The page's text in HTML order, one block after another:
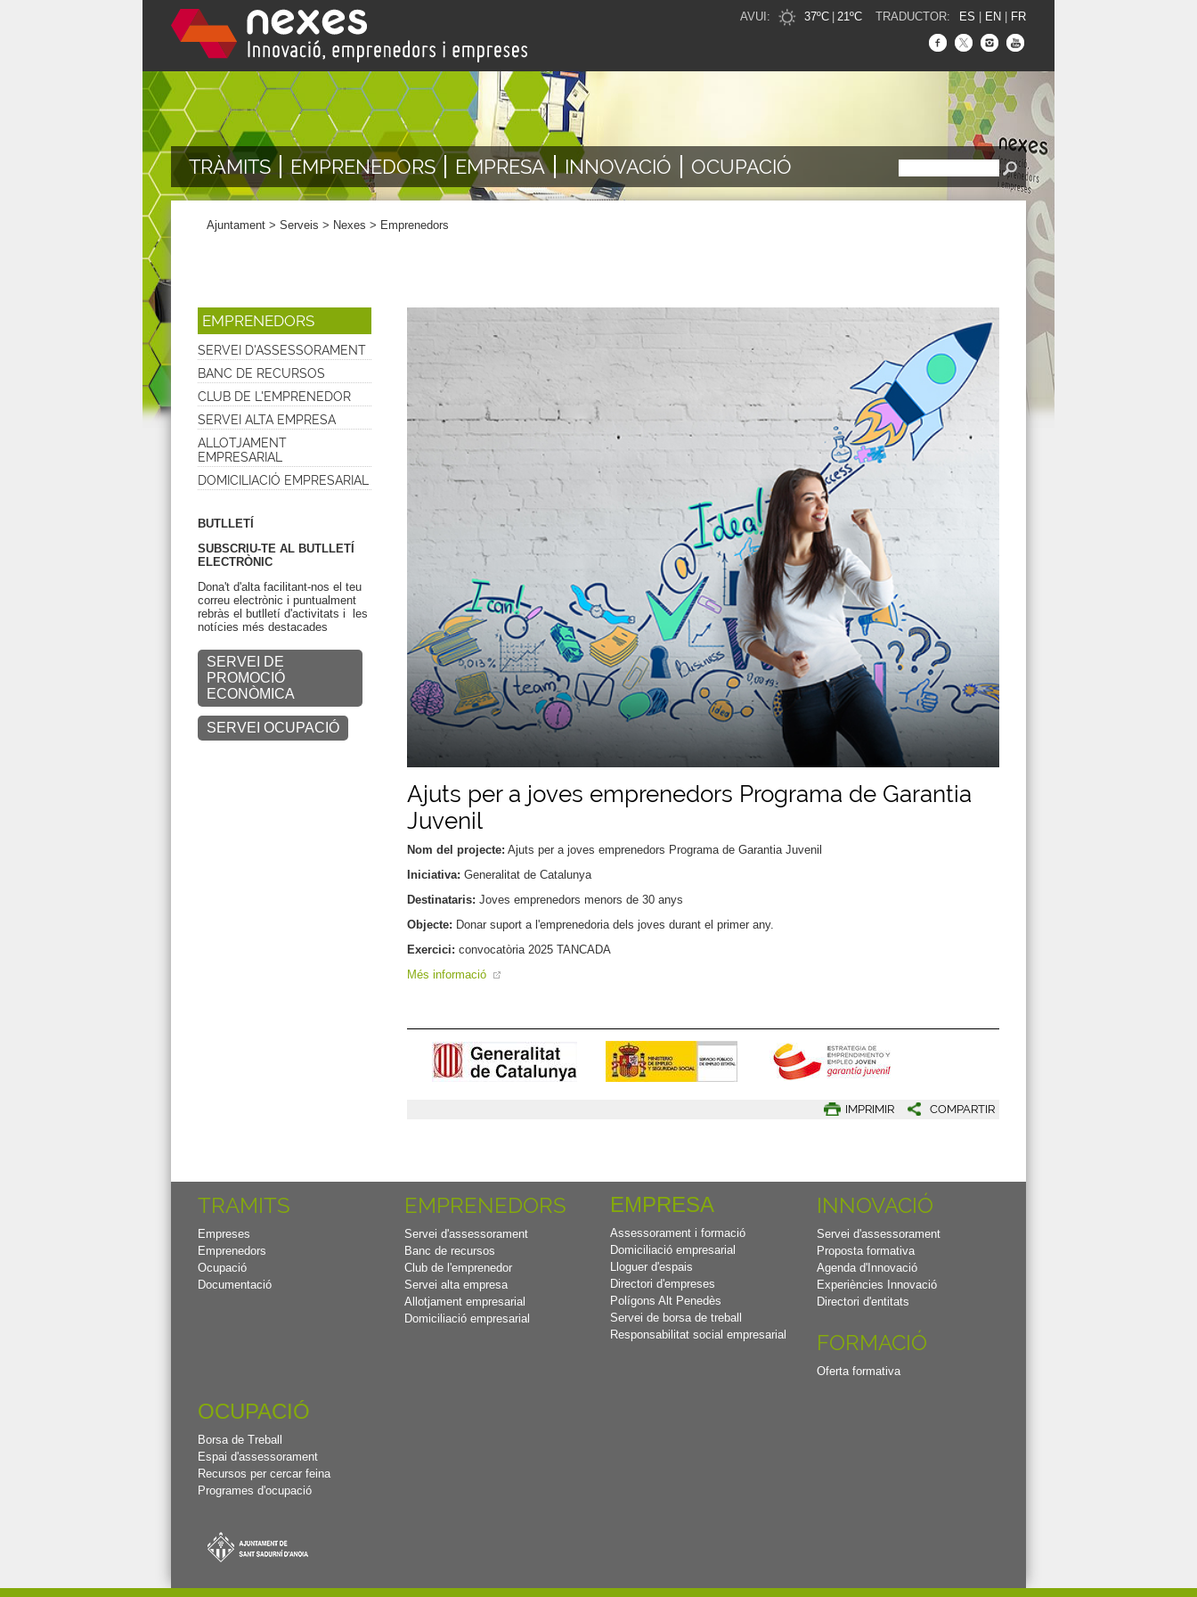
AVUI: 37ºC 21ºC TRADUCTOR: ES EN FR
TRÀMITS EMPRENEDORS EMPRESA INNOVACIÓ OCUPACIÓ
Ajuntament > Serveis > Nexes > Emprenedors
EMPRENEDORS
SERVEI D'ASSESSORAMENT
BANC DE RECURSOS
CLUB DE L'EMPRENEDOR
SERVEI ALTA EMPRESA
ALLOTJAMENT
EMPRESARIAL
DOMICILIACIÓ EMPRESARIAL
BUTLLETÍ
SUBSCRIU-TE AL BUTLLETÍ
ELECTRÒNIC
Dona't d'alta facilitant-nos el teu
correu electrònic i puntualment
rebràs el butlletí d'activitats i les
notícies més destacades
SERVEI DE
PROMOCIÓ
ECONÒMICA
SERVEI OCUPACIÓ
Ajuts per a joves emprenedors Programa de Garantia
Juvenil
Nom del projecte: Ajuts per a joves emprenedors Programa de Garantia Juvenil
Iniciativa: Generalitat de Catalunya
Destinataris: Joves emprenedors menors de 30 anys
Objecte: Donar suport a l'emprenedoria dels joves durant el primer any.
Exercici: convocatòria 2025 TANCADA
Més informació
IMPRIMIR COMPARTIR
TRAMITS
Empreses
Emprenedors
Ocupació
Documentació
EMPRENEDORS
Servei d'assessorament
Banc de recursos
Club de l'emprenedor
Servei alta empresa
Allotjament empresarial
Domiciliació empresarial
EMPRESA
Assessorament i formació
Domiciliació empresarial
Lloguer d'espais
Directori d'empreses
Polígons Alt Penedès
Servei de borsa de treball
Responsabilitat social empresarial
INNOVACIÓ
Servei d'assessorament
Proposta formativa
Agenda d'Innovació
Experiències Innovació
Directori d'entitats
FORMACIÓ
Oferta formativa
OCUPACIÓ
Borsa de Treball
Espai d'assessorament
Recursos per cercar feina
Programes d'ocupació